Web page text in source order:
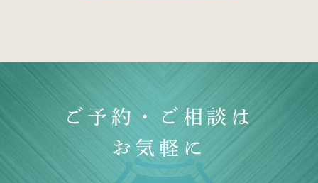
ご予約・ご相談は
お気軽に